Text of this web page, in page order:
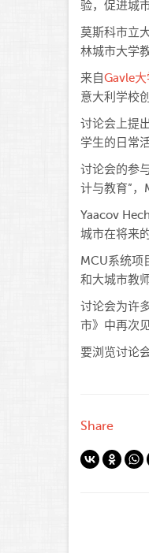
验，促进城
莫斯科市立
林城市大学
来自Gavle大
意大利学校
讨论会上提
学生的日常活
讨论会的参
计与教育”，
Yaacov
城市在将来
MCU系统项
和大城市教
讨论会为许
市》中再次见
要浏览讨论
Share